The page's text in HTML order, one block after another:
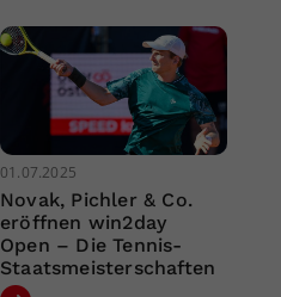
01.07.2025
Novak, Pichler & Co.
eröffnen win2day
Open – Die Tennis-
Staatsmeisterschaften